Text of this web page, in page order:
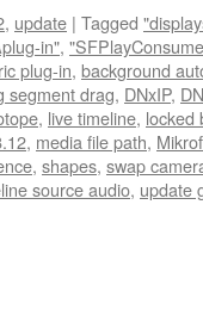
, update | Tagged
in",
plug-in, background
segment drag, DNxIP,
, live timeline, locked
, media file path,
, shapes, swap
source audio, update